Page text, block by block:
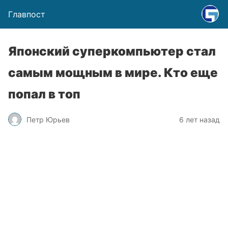
Главпост
Японский суперкомпьютер стал
самым мощным в мире. Кто еще
попал в топ
Петр Юрьев 6 лет назад